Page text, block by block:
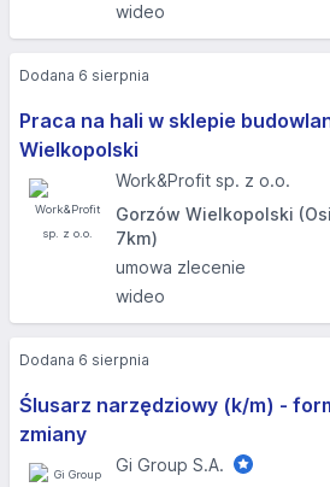
wideo
Praca na hali w sklepie
Wielkopolski
Work&Profit sp. z o.o.
Gorzów Wielkopolski
7km)
umowa zlecenie
wideo
Dodana 6 sierpnia
Ślusarz narzędziowy (k/m) -
zmiany
Gi Group S.A.
Dodana 6 sierpnia